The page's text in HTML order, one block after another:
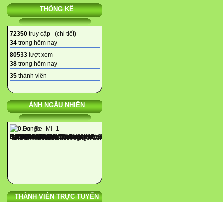
THỐNG KÊ
72350 truy cập (chi tiết)
34 trong hôm nay
80533 lượt xem
38 trong hôm nay
35 thành viên
ẢNH NGẪU NHIÊN
THÀNH VIÊN TRỰC TUYẾN